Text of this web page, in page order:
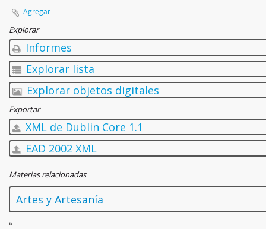
Agregar
Explorar
Informes
Explorar lista
Explorar objetos digitales
Exportar
XML de Dublin Core 1.1
EAD 2002 XML
Materias relacionadas
Artes y Artesanía
»